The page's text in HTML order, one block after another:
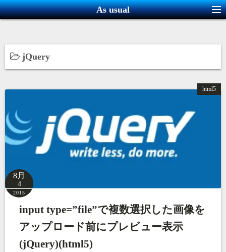
コ
ン
ン
へ
プ
As usual
jQuery
html5
8月
4
2015
input type=”file”で複数選択した画像を
アップロード前にプレビュー表示
(jQuery)(html5)